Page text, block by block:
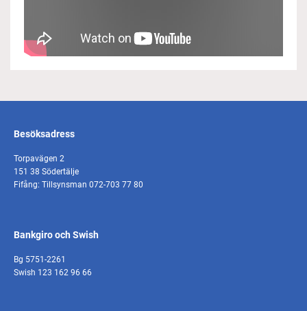
Besöksadress
Torpavägen 2
151 38 Södertälje
Fifång: Tillsynsman 072-703 77 80
Bankgiro och Swish
Bg 5751-2261
Swish 123 162 96 66